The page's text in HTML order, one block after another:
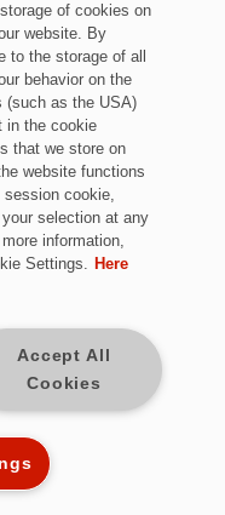
Sie Teil unserer
in höchster Qualität
Sie weitere
von
dass unsere
zur rechten Zeit
of cookies on
website. By
to the storage of all
behavior on the
(such as the USA)
in the cookie
that we store on
website functions
session cookie,
selection at any
information,
Settings. Here
Accept All
Cookies